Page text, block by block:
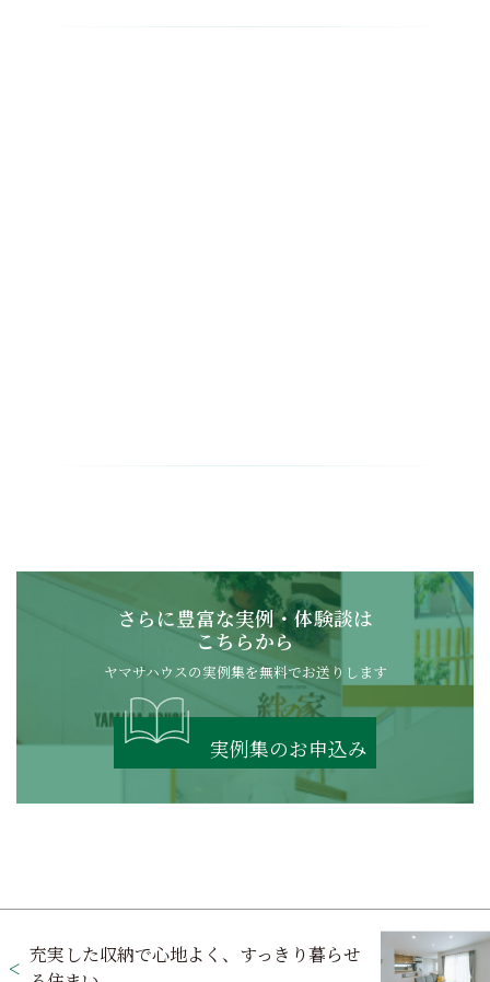
さらに豊富な実例・体験談は
こちらから
ヤマサハウスの実例集を無料でお送りします
実例集のお申込み
稿充実した収納で心地よく、すっきり暮らせ